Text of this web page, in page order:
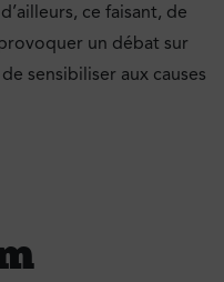
ce faisant, de
un débat sur
sensibiliser aux causes